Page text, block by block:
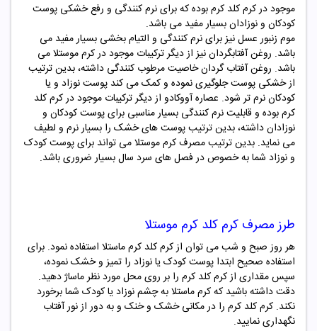
موجود در کرم کلد کرم بوده که برای نرم کنندگی و رفع خشکی پوست
کودکان و نوزادان بسیار مفید می باشد.
موم زنبور عسل نیز برای نرم کنندگی و التیام بخشی بسیار مفید می
باشد. روغن آفتابگردان نیز از دیگر ترکیبات موجود در کرمموستلامی
باشد. روغن آفتاب گردان خاصیت مرطوب کنندگی داشته، بدین ترتیب
از خشکی پوست جلوگیری نموده و کمک می کند پوست نوزاد و یا
کودکان نرم تر شود. عصاره آووکادو از دیگر ترکیبات موجود در کرم کلد
کرم بوده و قابلیت نرم کنندگی بسیار مناسبی برای پوست کودکان و
نوزادان داشته، بدین ترتیب پوست های خشک را بسیار نرم و لطیف
می نماید. بدین ترتیب مصرف کرمموستلامی تواند برای پوست کودک
و نوزاد شما به خصوص در فصل های سرد سال بسیار ضروری باشد.
طرز مصرف کرم کلد کرم موستلا
هر روز صبح و شب می توان از کرم کلد کرم ماستلا استفاده نمود. برای
استفاده صحیح ابتدا پوست کودک یا نوزاد را تمیز و خشک نموده،
سپس مقداری از کرم کلد کرم را بر روی محل مورد نظر ماساژ دهید.
دقت داشته باشید که کرم ماستلا به چشم نوزاد یا کودک شما برخورد
نکند. کرم کلد کرم را در مکانی خشک و خنک و به دور از نور آفتاب
نگهداری نمایید.